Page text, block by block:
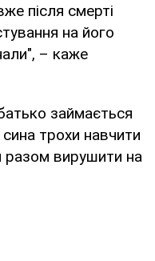
після смерті
на його
– каже
займається
сина трохи навчити
разом вирушити на